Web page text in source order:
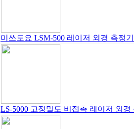
미쓰도요 LSM-500 레이저 외경 측정
LS-5000 고정밀도 비접촉 레이저 외경